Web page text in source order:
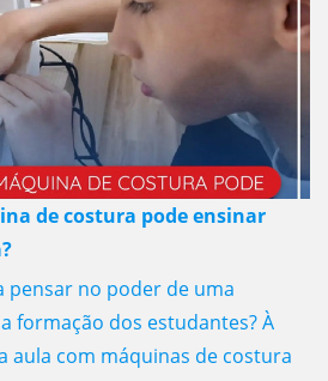
de costura pode ensinar
pensar no poder de uma
formação dos estudantes? À
aula com máquinas de costura